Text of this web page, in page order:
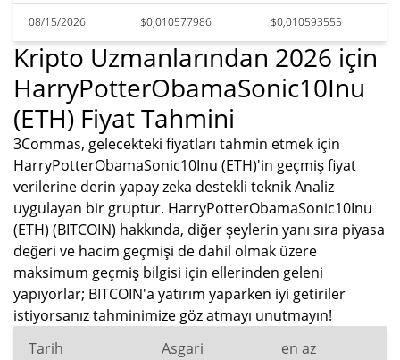
08/15/2026 $0,010577986 $0,010593555
Kripto Uzmanlarından 2026 için
HarryPotterObamaSonic10Inu
(ETH) Fiyat Tahmini
3Commas, gelecekteki fiyatları tahmin etmek için
HarryPotterObamaSonic10Inu (ETH)'in geçmiş fiyat
verilerine derin yapay zeka destekli teknik Analiz
uygulayan bir gruptur. HarryPotterObamaSonic10Inu
(ETH) (BITCOIN) hakkında, diğer şeylerin yanı sıra piyasa
değeri ve hacim geçmişi de dahil olmak üzere
maksimum geçmiş bilgisi için ellerinden geleni
yapıyorlar; BITCOIN'a yatırım yaparken iyi getiriler
istiyorsanız tahminimize göz atmayı unutmayın!
Tarih
Asgari en az